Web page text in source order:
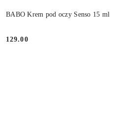
BABO Krem pod oczy Senso 15 ml
Cena:
129.00